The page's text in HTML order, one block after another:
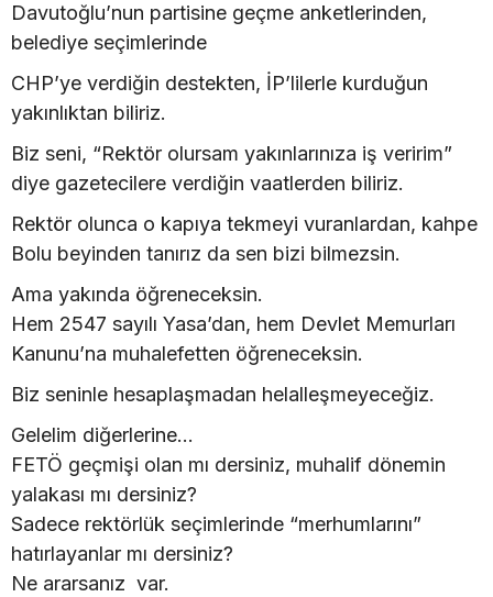
Davutoğlu’nun partisine geçme anketlerinden,
belediye seçimlerinde
CHP’ye verdiğin destekten, İP’lilerle kurduğun
yakınlıktan biliriz.
Biz seni, “Rektör olursam yakınlarınıza iş veririm”
diye gazetecilere verdiğin vaatlerden biliriz.
Rektör olunca o kapıya tekmeyi vuranlardan, kahpe
Bolu beyinden tanırız da sen bizi bilmezsin.
Ama yakında öğreneceksin.
Hem 2547 sayılı Yasa’dan, hem Devlet Memurları
Kanunu’na muhalefetten öğreneceksin.
Biz seninle hesaplaşmadan helalleşmeyeceğiz.
Gelelim diğerlerine…
FETÖ geçmişi olan mı dersiniz, muhalif dönemin
yalakası mı dersiniz?
Sadece rektörlük seçimlerinde “merhumlarını”
hatırlayanlar mı dersiniz?
Ne ararsanız var.